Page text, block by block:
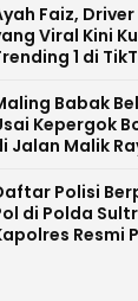
Faiz,
Viral Kini
1 di
Babak
Kepergok
Jalan Malik
Polisi
di Polda
Resmi